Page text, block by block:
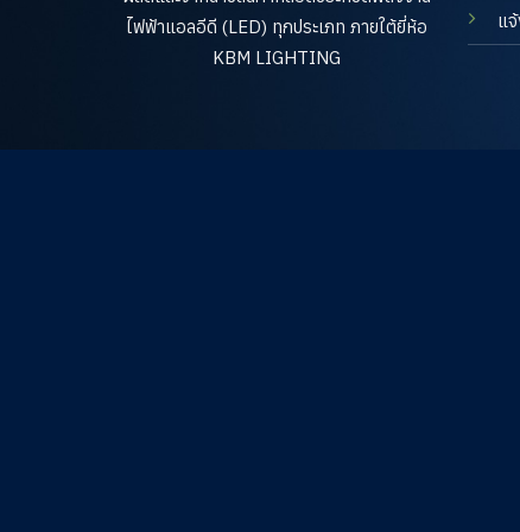
ไฟฟ้าแอลอีดี (LED) ทุกประเภท ภายใต้ยี่ห้อ
KBM LIGHTING
แจ้